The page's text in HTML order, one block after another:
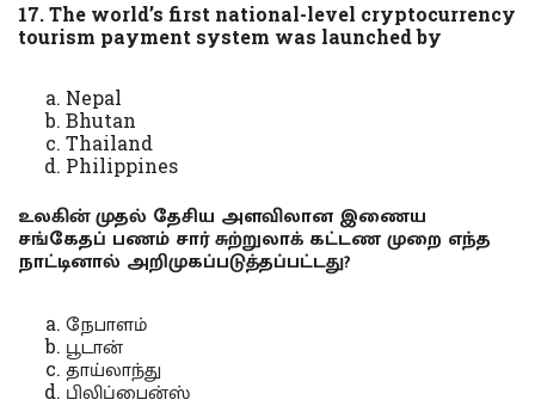
17. The world’s first national-level cryptocurrency
tourism payment system was launched by
Nepal
Bhutan
Thailand
Philippines
உலகின் முதல் தேசிய அளவிலான இணைய
சங்கேதப் பணம் சார் சுற்றுலாக் கட்டண முறை எந்த
நாட்டினால் அறிமுகப்படுத்தப்பட்டது?
நேபாளம்
பூடான்
தாய்லாந்து
பிலிப்பைன்ஸ்